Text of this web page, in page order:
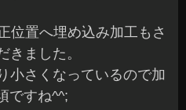
位置へ埋め込み加工もさ
きました。
小さくなっているので加
ですね^^;